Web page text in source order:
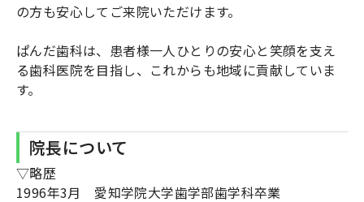
の方も安心してご来院いただけます。
ぱんだ歯科は、患者様一人ひとりの安心と笑顔を支え
る歯科医院を目指し、これからも地域に貢献していま
す。
院長について
▽略歴
1996年3月 愛知学院大学歯学部歯学科卒業